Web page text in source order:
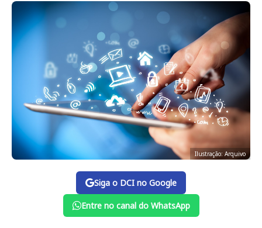
Ilustração: Arquivo
Siga o DCI no Google
Entre no canal do WhatsApp